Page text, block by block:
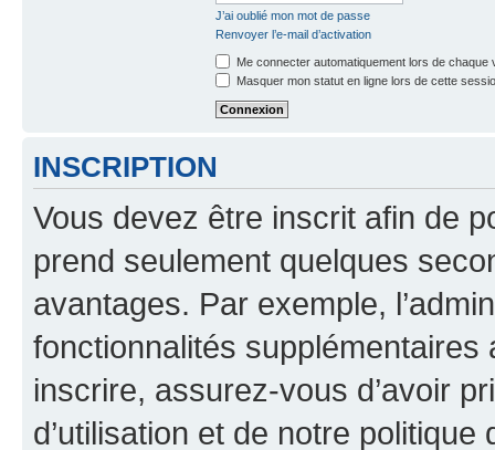
J’ai oublié mon mot de passe
Renvoyer l’e-mail d’activation
Me connecter automatiquement lors de chaque
Masquer mon statut en ligne lors de cette
INSCRIPTION
Vous devez être inscrit afin de
prend seulement quelques
avantages. Par exemple,
fonctionnalités
inscrire, assurez-vous d’avoir
d’utilisation et de notre